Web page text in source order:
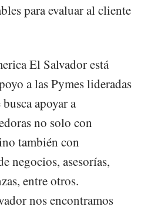
para evaluar al cliente
El Salvador está
a las Pymes lideradas
apoyar a
no solo con
también con
negocios, asesorías,
entre otros.
nos encontramos